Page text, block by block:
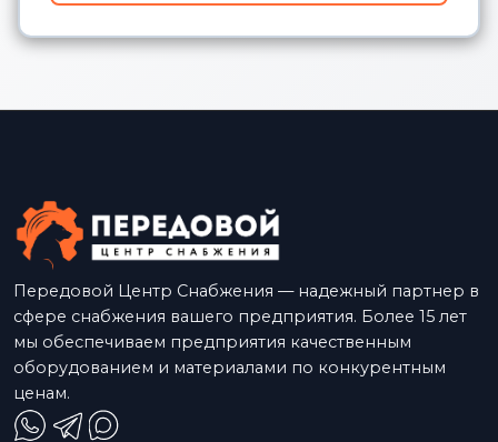
Передовой Центр Снабжения — надежный партнер в
сфере снабжения вашего предприятия. Более 15 лет
мы обеспечиваем предприятия качественным
оборудованием и материалами по конкурентным
ценам.